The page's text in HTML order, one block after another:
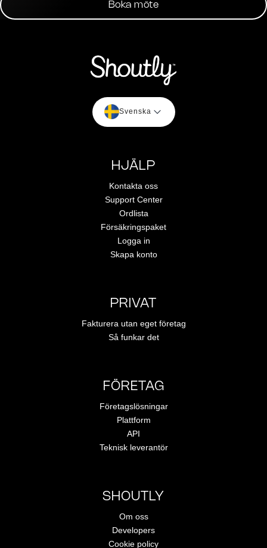
Boka möte
Svenska
PRIVAT
Fakturera utan eget företag
Så funkar det
FÖRETAG
Företagslösningar
Plattform
API
Teknisk leverantör
SHOUTLY
Om oss
Developers
Cookie policy
HJÄLP
Kontakta oss
Support Center
Ordlista
Försäkringspaket
Logga in
Skapa konto